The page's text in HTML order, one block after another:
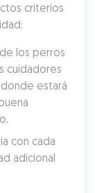
criterios
los perros
cuidadores
estará
con cada
adicional